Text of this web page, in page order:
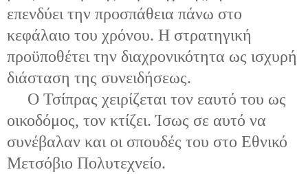
επενδύει την προσπάθεια πάνω στο
κεφάλαιο του χρόνου. Η στρατηγική
προϋποθέτει την διαχρονικότητα ως ισχυρή
διάσταση της συνειδήσεως.
Ο Τσίπρας χειρίζεται τον εαυτό του ως
οικοδόμος, τον κτίζει. Ίσως σε αυτό να
συνέβαλαν και οι σπουδές του στο Εθνικό
Μετσόβιο Πολυτεχνείο.